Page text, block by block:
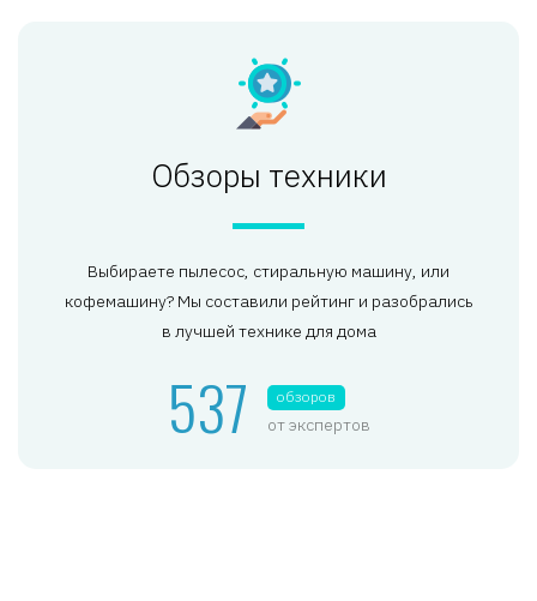
Обзоры техники
Выбираете пылесос, стиральную машину, или
кофемашину? Мы составили рейтинг и разобрались
в лучшей технике для дома
537 обзоров
от экспертов